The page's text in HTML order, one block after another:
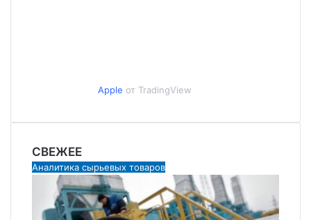
Apple от TradingView
СВЕЖЕЕ
Аналитика сырьевых товаров